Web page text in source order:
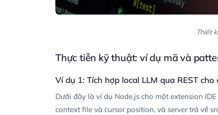
Thiết
Thực tiễn kỹ thuật: ví dụ mã và
Ví dụ 1: Tích hợp local LLM qua REST cho
Dưới đây là ví dụ Node.js cho một extension
context file và cursor position, và server trả về